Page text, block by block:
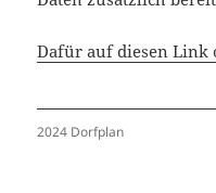
Dafür auf diesen Link
2024 Dorfplan